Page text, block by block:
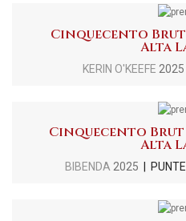
Cinquecento Brut
Alta
KERIN O'KEEFE 2025
Cinquecento Brut
Alta
BIBENDA2025 |